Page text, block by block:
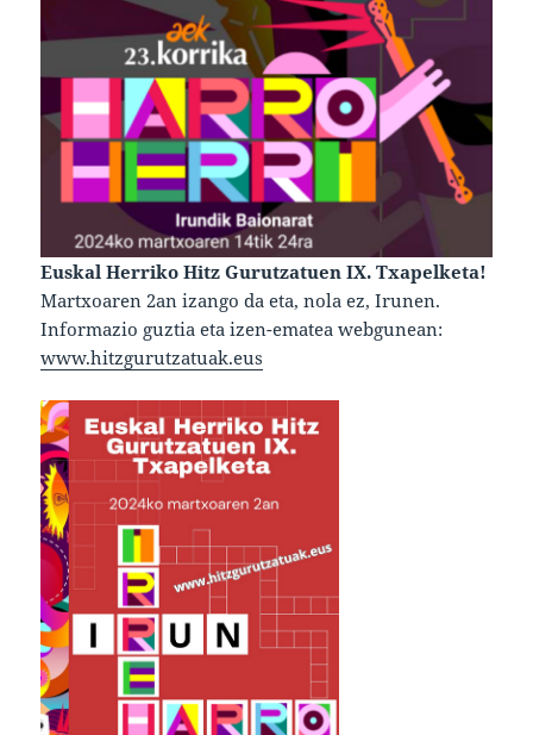
Euskal Herriko Hitz Gurutzatuen IX. Txapelketa!
Martxoaren 2an izango da eta, nola ez, Irunen.
Informazio guztia eta izen-ematea webgunean:
www.hitzgurutzatuak.eus